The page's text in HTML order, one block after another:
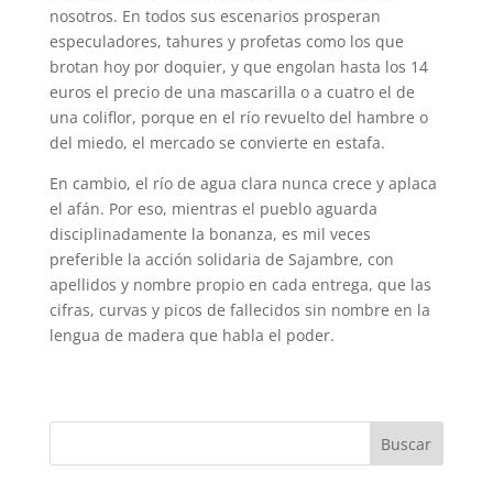
nosotros. En todos sus escenarios prosperan
especuladores, tahures y profetas como los que
brotan hoy por doquier, y que engolan hasta los 14
euros el precio de una mascarilla o a cuatro el de
una coliflor, porque en el río revuelto del hambre o
del miedo, el mercado se convierte en estafa.
En cambio, el río de agua clara nunca crece y aplaca
el afán. Por eso, mientras el pueblo aguarda
disciplinadamente la bonanza, es mil veces
preferible la acción solidaria de Sajambre, con
apellidos y nombre propio en cada entrega, que las
cifras, curvas y picos de fallecidos sin nombre en la
lengua de madera que habla el poder.